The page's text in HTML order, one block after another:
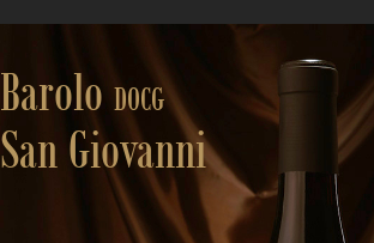
Barolo DOCG
San Giovanni